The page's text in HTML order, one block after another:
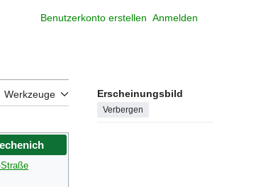
Benutzerkonto erstellen Anmelden
Werkzeuge Erscheinungsbild
Verbergen